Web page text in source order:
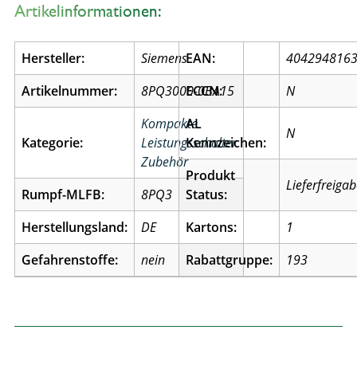
Artikelinformationen:
Hersteller:
Siemens
Artikelnummer:
8PQ3000-0BA15
Kategorie:
Kompakte
Leistungsschalter
Zubehör
Rumpf-MLFB:
8PQ3
Herstellungsland:
DE
Gefahrenstoffe:
nein
EAN:
ECCN:
N
AL
Kennzeichen:
N
Produkt
Status:
Kartons:
1
Rabattgruppe:
193